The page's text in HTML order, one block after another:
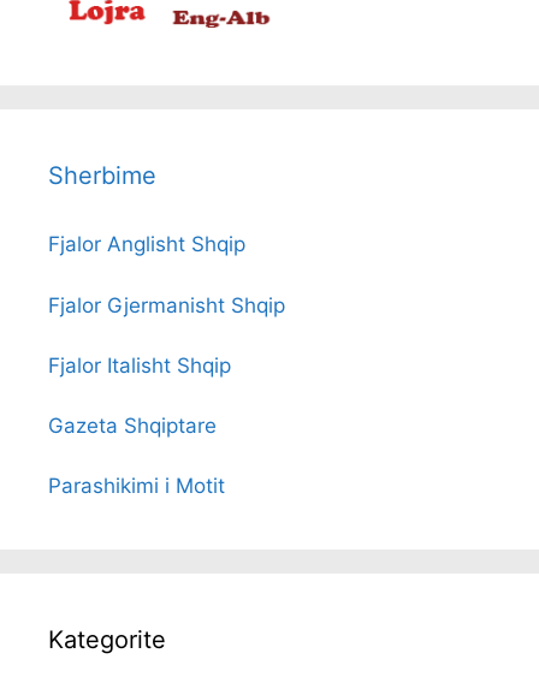
Sherbime
Fjalor Anglisht Shqip
Fjalor Gjermanisht Shqip
Fjalor Italisht Shqip
Gazeta Shqiptare
Parashikimi i Motit
Kategorite